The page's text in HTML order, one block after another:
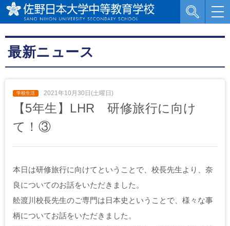
最新ニュース
2021年10月30日(土曜日)
【5年生】LHR 研修旅行に向け
て！③
本日は研修旅行に向けてということで、校長先生より、奈
良についてのお話をいただきました。
舩渡川校長先生のご専門は日本史ということで、様々な事
柄についてお話をいただきました。